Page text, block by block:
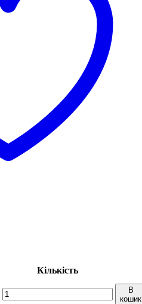
Кількість
В
кошик